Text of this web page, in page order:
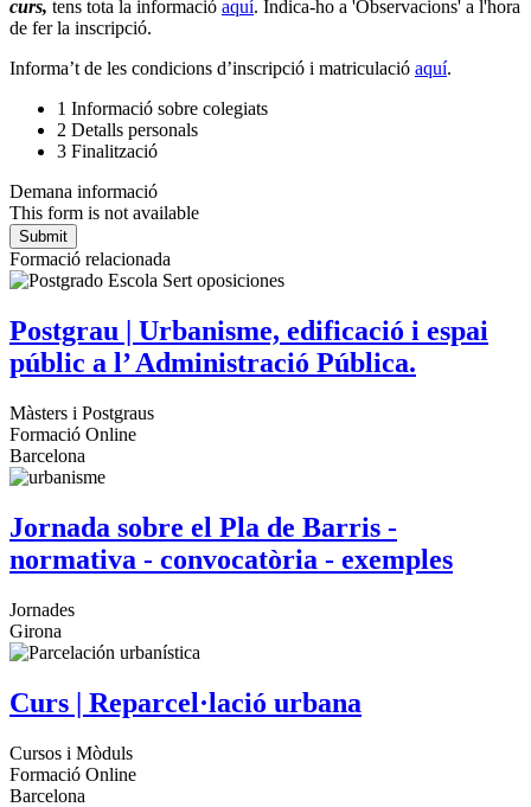
curs, tens tota la informació aquí. Indica-ho a 'Observacions' a l'hora
de fer la inscripció.
Informa’t de les condicions d’inscripció i matriculació aquí.
1 Informació sobre colegiats
2 Detalls personals
3 Finalització
Demana informació
This form is not available
Formació relacionada
Postgrau | Urbanisme, edificació i espai
públic a l’ Administració Pública.
Màsters i Postgraus
Formació Online
Barcelona
Jornada sobre el Pla de Barris -
normativa - convocatòria - exemples
Jornades
Girona
Curs | Reparcel·lació urbana
Cursos i Mòduls
Formació Online
Barcelona